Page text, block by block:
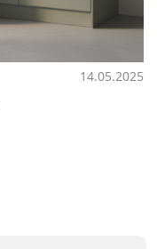
14.05.2025